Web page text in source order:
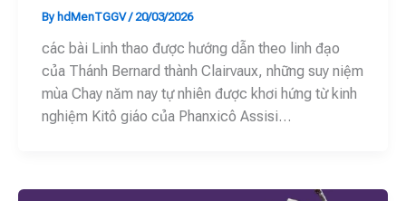
By hdMenTGGV/20/03/2026
các bài Linh thao được hướng dẫn theo linh đạo
của Thánh Bernard thành Clairvaux, những suy niệm
mùa Chay năm nay tự nhiên được khơi hứng từ kinh
nghiệm Kitô giáo của Phanxicô Assisi…